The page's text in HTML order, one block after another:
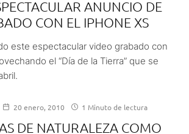
ANUNCIO DE
CON EL IPHONE XS
este espectacular video grabado con
el “Día de la Tierra” que se
20 enero, 2010 1 Minuto de lectura
DE NATURALEZA COMO